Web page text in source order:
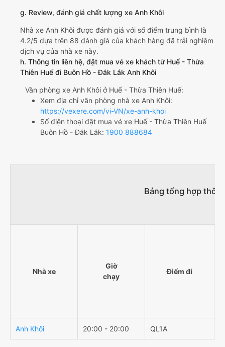
g. Review, đánh giá chất lượng xe Anh Khôi
Nhà xe Anh Khôi được đánh giá với số điểm trung bình là
4.2/5 dựa trên 88 đánh giá của khách hàng đã trải nghiệm
dịch vụ của nhà xe này.
h. Thông tin liên hệ, đặt mua vé xe khách từ Huế - Thừa
Thiên Huế đi Buôn Hồ - Đắk Lắk Anh Khôi
Văn phòng xe Anh Khôi ở Huế - Thừa Thiên Huế:
Xem địa chỉ văn phòng nhà xe Anh Khôi:
https://vexere.com/vi-VN/xe-anh-khoi
Số điện thoại đặt mua vé xe Huế - Thừa Thiên Huế
Buôn Hồ - Đắk Lắk: 1900 888684
Bảng tổng hợp
Nhà xe
Giờ
chạy
Điểm đi
Anh Khôi 20:00 - 20:00 QL1A